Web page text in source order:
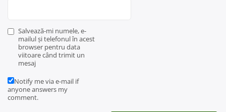
Salvează-mi numele, e-
mailul și telefonul în acest
browser pentru data
viitoare când trimit un
mesaj
Notify me via e-mail if
anyone answers my
comment.